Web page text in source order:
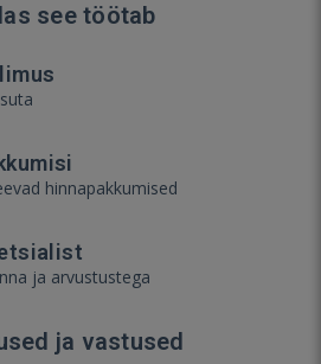
see töötab
hinnapakkumised
ja arvustustega
ja vastused